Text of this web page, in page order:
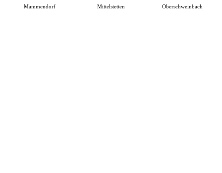
Mammendorf Mittelstetten Oberschweinbach